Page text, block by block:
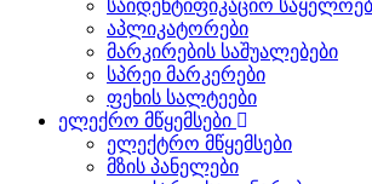
საიდენტიფიკაციო
აპლიკატორები
მარკირების საშუალებები
სპრეი მარკერები
ფეხის სალტეები
ელექრო მწყემსები
ელექტრო მწყემსები
მზის პანელები